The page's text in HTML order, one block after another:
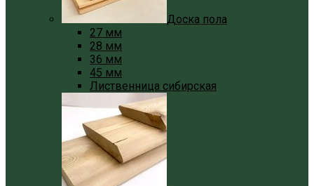
Доска пола
27 мм
28 мм
36 мм
45 мм
Лиственница сибирская